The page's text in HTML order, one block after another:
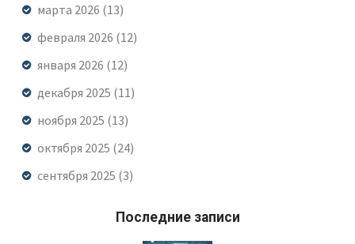
марта 2026 (13)
февраля 2026 (12)
января 2026 (12)
декабря 2025 (11)
ноября 2025 (13)
октября 2025 (24)
сентября 2025 (3)
Последние записи